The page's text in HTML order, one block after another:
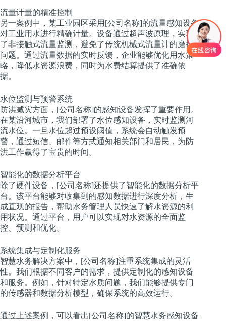
流量计量的精准控制
另一案例中，某工业园区采用[公司名称]的流量感知设备
对工业用水进行精确计量。设备通过超声波原理，实现
了非接触式流量监测，避免了传统机械式流量计的磨损
问题。通过流量数据的实时反馈，企业能够优化用水策
略，降低水资源浪费，同时为水费结算提供了准确依
据。
水位监测与预警系统
防洪减灾方面，[公司名称]的感知设备发挥了重要作用。
在某沿河城市，我们部署了水位感知设备，实时监测河
流水位。一旦水位超过预设阈值，系统会自动触发预
警，通过短信、邮件等方式通知相关部门和居民，为防
洪工作赢得了宝贵的时间。
智能化的数据分析平台
除了硬件设备，[公司名称]还提供了智能化的数据分析平
台。该平台能够对收集到的感知数据进行深度分析，生
成直观的报告，帮助水务管理人员快速了解水资源的利
用状况。通过平台，用户可以实现对水资源的全面监
控、预测和优化。
系统集成与定制化服务
智慧水务解决方案中，[公司名称]注重系统集成的灵活
性。我们根据不同客户的需求，提供定制化的感知设备
和服务。例如，针对特定水质问题，我们能够提供专门
的传感器和数据分析模型，确保系统的高效运行。
通过上述案例，可以看出[公司名称]的智慧水务感知设备